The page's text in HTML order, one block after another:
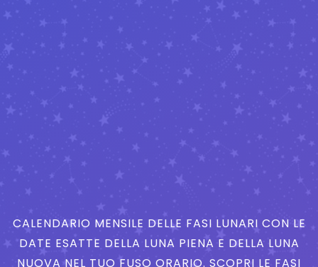
CALENDARIO MENSILE DELLE FASI LUNARI CON LE
DATE ESATTE DELLA LUNA PIENA E DELLA LUNA
NUOVA NEL TUO FUSO ORARIO. SCOPRI LE FASI